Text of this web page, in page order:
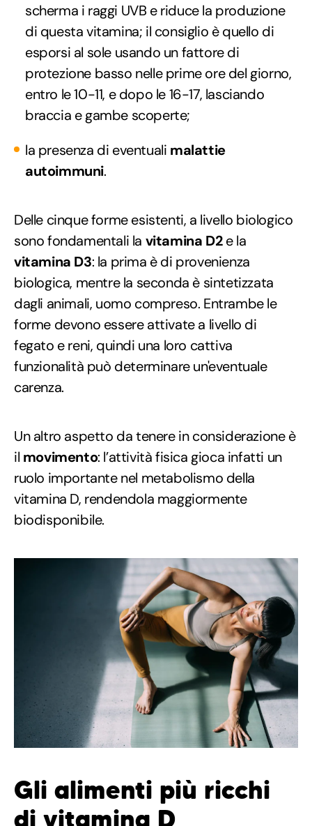
scherma i raggi UVB e riduce la produzione
di questa vitamina; il consiglio è quello di
esporsi al sole usando un fattore di
protezione basso nelle prime ore del giorno,
entro le 10-11, e dopo le 16-17, lasciando
braccia e gambe scoperte;
la presenza di eventuali malattie
autoimmuni.
Delle cinque forme esistenti, a livello biologico
sono fondamentali la vitamina D2e la
vitamina D3: la prima è di provenienza
biologica, mentre la seconda è sintetizzata
dagli animali, uomo compreso. Entrambe le
forme devono essere attivate a livello di
fegato e reni, quindi una loro cattiva
funzionalità può determinare un'eventuale
carenza.
Un altro aspetto da tenere in considerazione è
il movimento: l’attività fisica gioca infatti un
ruolo importante nel metabolismo della
vitamina D, rendendola maggiormente
biodisponibile.
Gli alimenti più ricchi
di vitamina D